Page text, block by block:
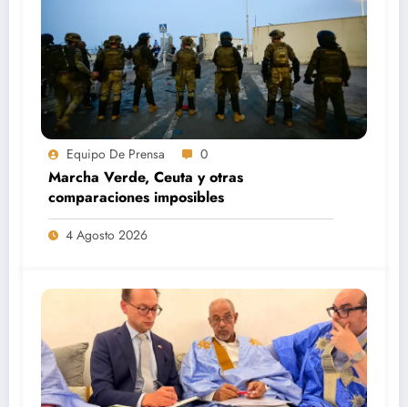
Equipo De Prensa 0
Marcha Verde, Ceuta y otras
comparaciones imposibles
4 Agosto 2026